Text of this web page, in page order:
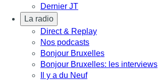
Dernier JT
La radio
Direct & Replay
Nos podcasts
Bonjour Bruxelles
Bonjour Bruxelles: les interviews
Il y a du Neuf